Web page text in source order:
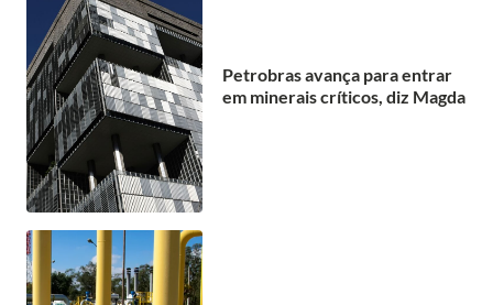
Petrobras avança para entrar
em minerais críticos, diz Magda